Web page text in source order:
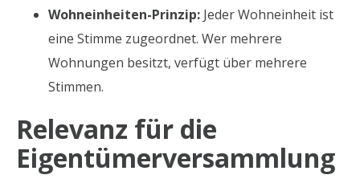
Wohneinheiten-Prinzip: Jeder Wohneinheit ist
eine Stimme zugeordnet. Wer mehrere
Wohnungen besitzt, verfügt über mehrere
Stimmen.
Relevanz für die
Eigentümerversammlung